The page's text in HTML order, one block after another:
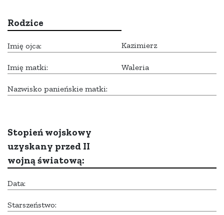
Rodzice
Imię ojca: Kazimierz
Imię matki: Waleria
Nazwisko panieńskie matki:
Stopień wojskowy
uzyskany przed II
wojną światową:
Data:
Starszeństwo: